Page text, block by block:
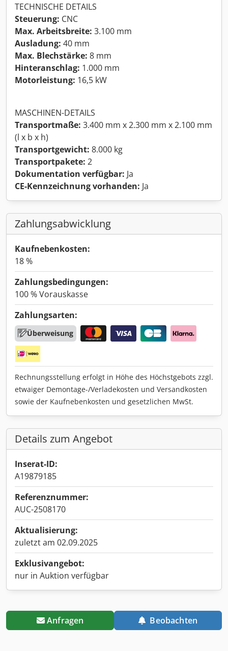
TECHNISCHE DETAILS
Steuerung: CNC
Max. Arbeitsbreite: 3.100 mm
Ausladung: 40 mm
Max. Blechstärke: 8 mm
Hinteranschlag: 1.000 mm
Motorleistung: 16,5 kW
MASCHINEN-DETAILS
Transportmaße: 3.400 mm x 2.300 mm x 2.100 mm
(l x b x h)
Transportgewicht: 8.000 kg
Transportpakete: 2
Dokumentation verfügbar: Ja
CE-Kennzeichnung vorhanden: Ja
Zahlungsabwicklung
Kaufnebenkosten:
18 %
Zahlungsbedingungen:
100 % Vorauskasse
Zahlungsarten:
Überweisung
Rechnungsstellung erfolgt in Höhe des Höchstgebots zzgl.
etwaiger Demontage-/Verladekosten und Versandkosten
sowie der Kaufnebenkosten und gesetzlichen MwSt.
Details zum Angebot
Inserat-ID:
A19879185
Referenznummer:
AUC-2508170
Aktualisierung:
zuletzt am 02.09.2025
Exklusivangebot:
nur in Auktion verfügbar
Anfragen Beobachten